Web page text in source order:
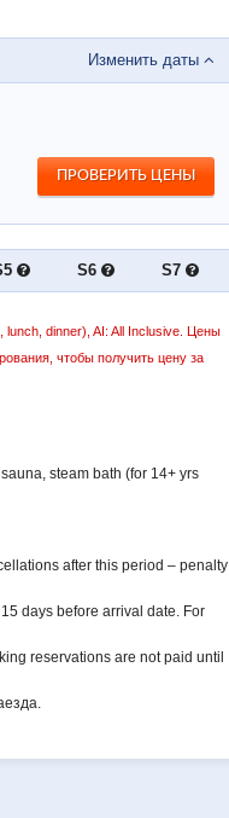
Изменить даты
S6 S7
lunch, dinner), AI: All Inclusive. Цены
чтобы получить цену за
steam bath (for 14+ yrs
after this period – penalty
days before arrival date. For
reservations are not paid until